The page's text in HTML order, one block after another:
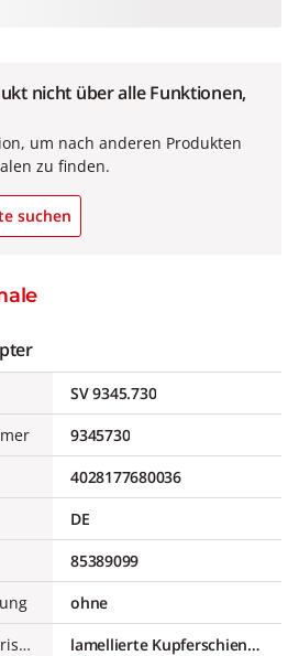
nicht über alle Funktionen,
um nach anderen Produkten
zu finden.
suchen
SV 9345.730
9345730
4028177680036
DE
85389099
ohne
Ausführung des elektrischen Anschlusses
lamellierte Kupferschienen